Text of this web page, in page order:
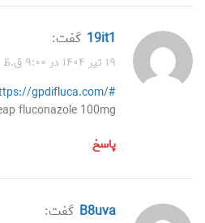
19it1 گفت:
۱۹ تیر ۱۴۰۴ در ۹:۰۰ ق.ظ
gpdifluca.com/#
fluconazole 100mg
پاسخ
b8uva گفت: